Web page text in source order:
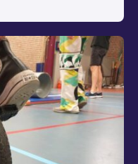
VOOR
na deze